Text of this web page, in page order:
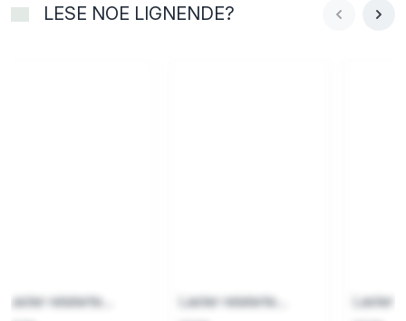
LESE NOE LIGNENDE?
Laster relaterte... Laster relaterte... Laster